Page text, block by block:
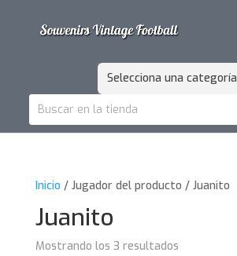
Selecciona una categoría
Inicio / Jugador del producto / Juanito
Juanito
Mostrando los 3 resultados